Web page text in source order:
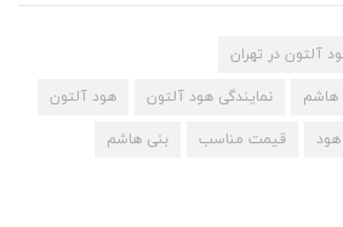
آلتون در تهران
هاشم نمایندگی هود آلتون هود آلتون
هود قیمت مناسب بنی هاشم